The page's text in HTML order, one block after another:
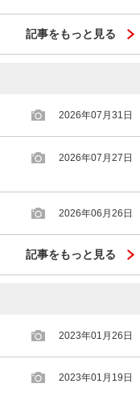
記事をもっと見る
2026年07月31日
2026年07月27日
2026年06月26日
記事をもっと見る
2023年01月26日
2023年01月19日